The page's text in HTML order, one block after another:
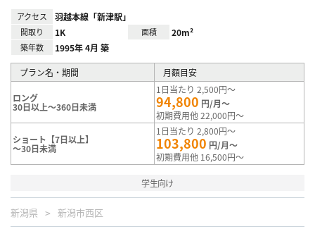
アクセス 羽越本線「新津駅」
間取り 1K 面積 20m²
築年数 1995年 4月 築
プラン名・期間 月額目安
ロング
30日以上～360日未満
1日当たり 2,500円～
94,800 円/月～
初期費用他 22,000円～
ショート【7日以上】
～30日未満
1日当たり 2,800円～
103,800 円/月～
初期費用他 16,500円～
学生向け
新潟県 新潟市西区